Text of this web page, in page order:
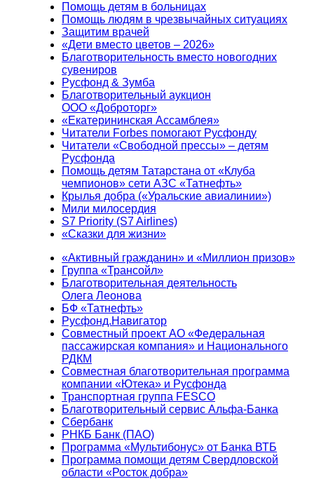
Помощь детям в больницах
Помощь людям в чрезвычайных ситуациях
Защитим врачей
«Дети вместо цветов – 2026»
Благотворительность вместо новогодних
сувениров
Русфонд & Зумба
Благотворительный аукцион
ООО «Доброторг»
«Екатерининская Ассамблея»
Читатели Forbes помогают Русфонду
Читатели «Свободной прессы» – детям
Русфонда
Помощь детям Татарстана от «Клуба
чемпионов» сети АЗС «Татнефть»
Крылья добра («Уральские авиалинии»)
Мили милосердия
S7 Priority (S7 Airlines)
«Сказки для жизни»
«Активный гражданин» и «Миллион призов»
Группа «Трансойл»
Благотворительная деятельность
Олега Леонова
БФ «Татнефть»
Русфонд.Навигатор
Совместный проект АО «Федеральная
пассажирская компания» и Национального
РДКМ
Совместная благотворительная программа
компании «Ютека» и Русфонда
Транспортная группа FESCO
Благотворительный сервис Альфа-Банка
Сбербанк
РНКБ Банк (ПАО)
Программа «Мультибонус» от Банка ВТБ
Программа помощи детям Свердловской
области «Росток добра»